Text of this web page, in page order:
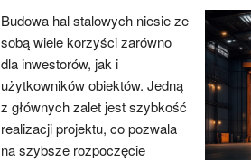
Budowa hal stalowych niesie ze
sobą wiele korzyści zarówno
dla inwestorów, jak i
użytkowników obiektów. Jedną
z głównych zalet jest szybkość
realizacji projektu, co pozwala
na szybsze rozpoczęcie